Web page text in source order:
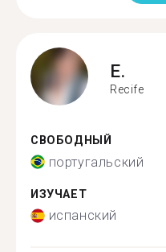
E.
Recife
СВОБОДНЫЙ
португальский
ИЗУЧАЕТ
испанский